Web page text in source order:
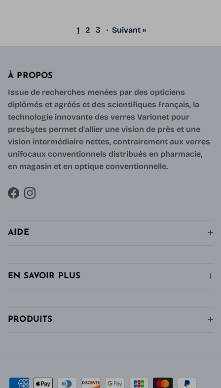
1 2 3 · Suivant »
À PROPOS
Issue de recherches menées par des opticiens
diplômés et agréés et des scientifiques français, la
technologie innovante des verres Varionet pour
presbytes permet d'allier une vision de près et une
vision intermédiaire nettes, contrairement aux verres
unifocaux conventionnels distribués en pharmacie,
en magasin et en optique conventionnelle.
FacebookInstagram
AIDE
EN SAVOIR PLUS
PRODUITS